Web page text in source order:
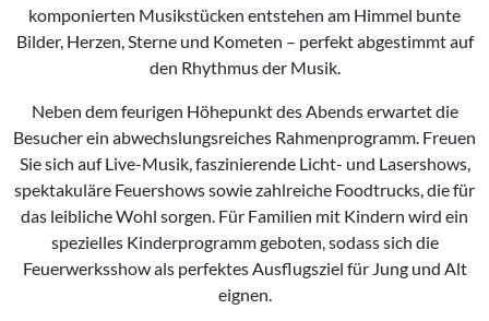
komponierten Musikstücken entstehen am Himmel bunte
Bilder, Herzen, Sterne und Kometen – perfekt abgestimmt auf
den Rhythmus der Musik.
Neben dem feurigen Höhepunkt des Abends erwartet die
Besucher ein abwechslungsreiches Rahmenprogramm. Freuen
Sie sich auf Live-Musik, faszinierende Licht- und Lasershows,
spektakuläre Feuershows sowie zahlreiche Foodtrucks, die für
das leibliche Wohl sorgen. Für Familien mit Kindern wird ein
spezielles Kinderprogramm geboten, sodass sich die
Feuerwerksshow als perfektes Ausflugsziel für Jung und Alt
eignen.